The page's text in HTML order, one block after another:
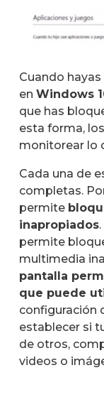
Cuando
en Windows
que has
esta forma,
monitorear lo
Cada una de
completas.
permite
inapropiados
permite
multimedia
pantalla
que puede
configuración
establecer si
de otros,
videos o